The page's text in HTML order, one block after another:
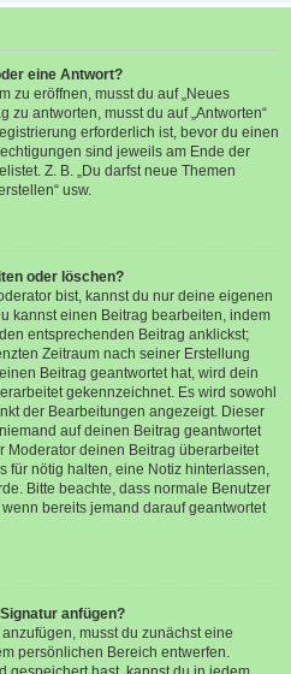
eine Antwort?
zu eröffnen, musst du auf „Neues
zu antworten, musst du auf „Antworten“
erforderlich ist, bevor du einen
sind jeweils am Ende der
Z. B. „Du darfst neue Themen
usw.
oder löschen?
bist, kannst du nur deine eigenen
kannst einen Beitrag bearbeiten, indem
entsprechenden Beitrag anklickst;
Zeitraum nach seiner Erstellung
Beitrag geantwortet hat, wird dein
gekennzeichnet. Es wird sowohl
der Bearbeitungen angezeigt. Dieser
auf deinen Beitrag geantwortet
Moderator deinen Beitrag überarbeitet
für nötig halten, eine Notiz hinterlassen,
Bitte beachte, dass normale Benutzer
bereits jemand darauf geantwortet
anfügen?
musst du zunächst eine
persönlichen Bereich entwerfen.